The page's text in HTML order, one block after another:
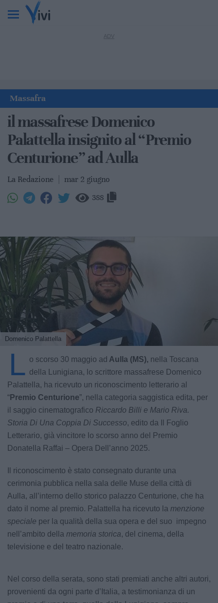
Massafra
il massafrese Domenico
Palattella insignito al “Premio
Centurione” ad Aulla
La Redazione mar 2 giugno
388
Domenico Palattella
L o scorso 30 maggio ad Aulla (MS), nella Toscana
della Lunigiana, lo scrittore massafrese Domenico
Palattella, ha ricevuto un riconoscimento letterario al
“Premio Centurione”, nella categoria saggistica edita, per
il saggio cinematografico Riccardo Billi e Mario Riva.
Storia Di Una Coppia Di Successo, edito da Il Foglio
Letterario, già vincitore lo scorso anno del Premio
Donatella Raffai – Opera Dell’anno 2025.
Il riconoscimento è stato consegnato durante una
cerimonia pubblica nella sala delle Muse della città di
Aulla, all’interno dello storico palazzo Centurione, che ha
dato il nome al premio. Palattella ha ricevuto la menzione
speciale per la qualità della sua opera e del suo impegno
nell’ambito della memoria storica, del cinema, della
televisione e del teatro nazionale.
Nel corso della serata, sono stati premiati anche altri autori,
provenienti da ogni parte d’Italia, a testimonianza di un